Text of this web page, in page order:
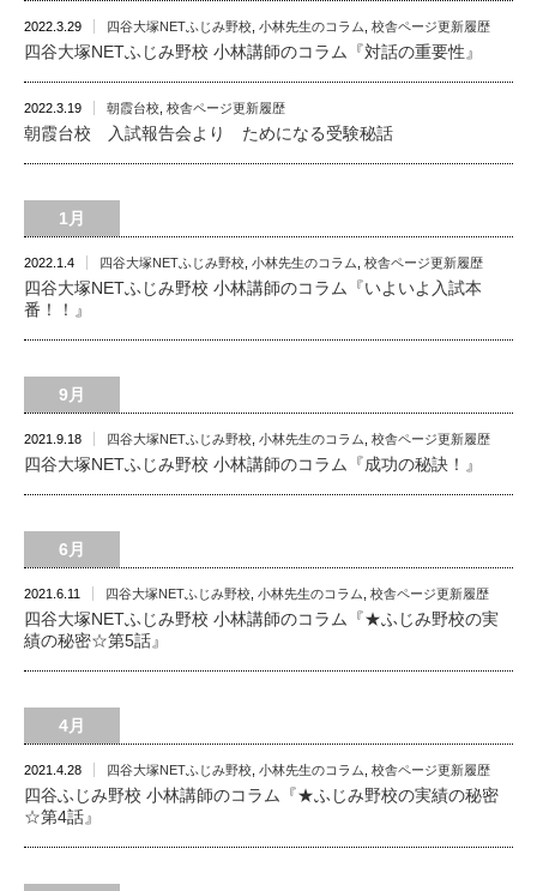
2022.3.29 四谷大塚NETふじみ野校 小林先生のコラム 校舎ページ更新履歴
四谷大塚NETふじみ野校 小林講師のコラム『対話の重要性』
2022.3.19 朝霞台校 校舎ページ更新履歴
朝霞台校 入試報告会より ためになる受験秘話
1月
2022.1.4 四谷大塚NETふじみ野校 小林先生のコラム 校舎ページ更新履歴
四谷大塚NETふじみ野校 小林講師のコラム『いよいよ入試本
番！！』
9月
2021.9.18 四谷大塚NETふじみ野校 小林先生のコラム 校舎ページ更新履歴
四谷大塚NETふじみ野校 小林講師のコラム『成功の秘訣！』
6月
2021.6.11 四谷大塚NETふじみ野校 小林先生のコラム 校舎ページ更新履歴
四谷大塚NETふじみ野校 小林講師のコラム『★ふじみ野校の実
績の秘密☆第5話』
4月
2021.4.28 四谷大塚NETふじみ野校 小林先生のコラム 校舎ページ更新履歴
四谷ふじみ野校 小林講師のコラム『★ふじみ野校の実績の秘密
☆第4話』